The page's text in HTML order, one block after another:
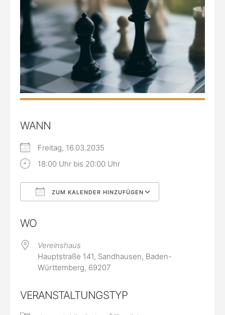
WANN
Freitag, 16.03.2035
18:00 Uhr bis 20:00 Uhr
ZUM KALENDER HINZUFÜGEN
WO
Vereinshaus
Hauptstraße 141, Sandhausen, Baden-
Württemberg, 69207
VERANSTALTUNGSTYP